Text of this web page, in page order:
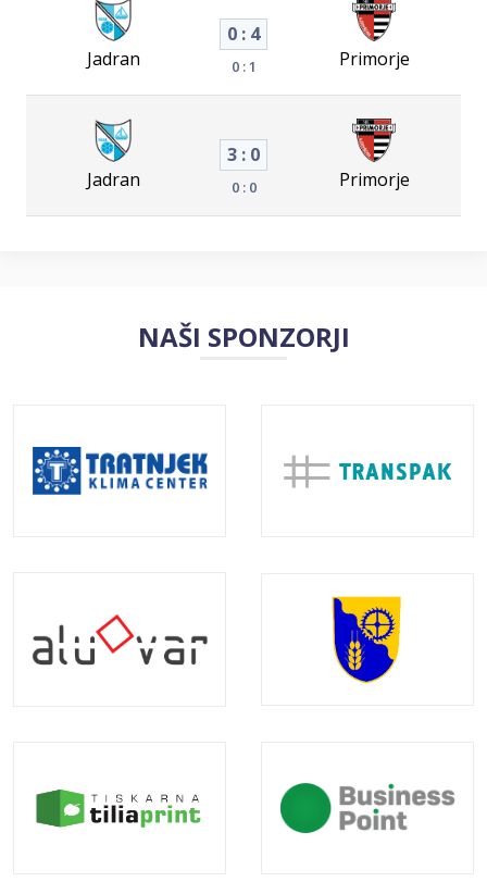
Jadran
0 : 4
0 : 1 Primorje
Jadran
3 : 0
0 : 0 Primorje
NAŠI SPONZORJI